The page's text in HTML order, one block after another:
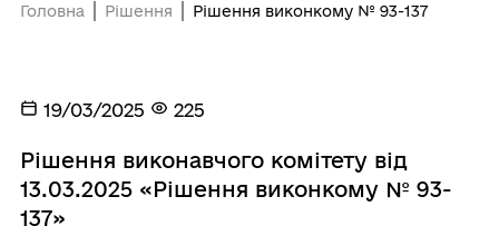
Головна Рішення Рішення виконкому № 93-137
19/03/2025 225
Рішення виконавчого комітету від
13.03.2025 «Рішення виконкому № 93-
137»